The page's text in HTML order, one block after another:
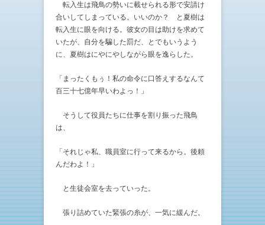
転入生は飛鳥の勢いに載せられる形で安請け
合いしてしまっている。いいのか？ と夏樹は
転入生に眼を向ける。彼女の目は助けを求めて
いたが、自分を騙した罰だ、とでもいうよう
に、夏樹はにやにやしながら眼を逸らした。
「まったくもぅ！私の命令に口答えするなんて
百三十七億年早いわよっ！」
そうして役員たちに仕事を割り振った飛鳥
は、
「それじゃ私、職員室に行って来るから。後頼
んだわよ！」
と生徒会室を去っていった。
張り詰めていた緊張の糸が、一気に緩んだ。